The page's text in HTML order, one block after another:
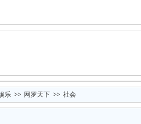
乐 >> 网罗天下 >> 社会